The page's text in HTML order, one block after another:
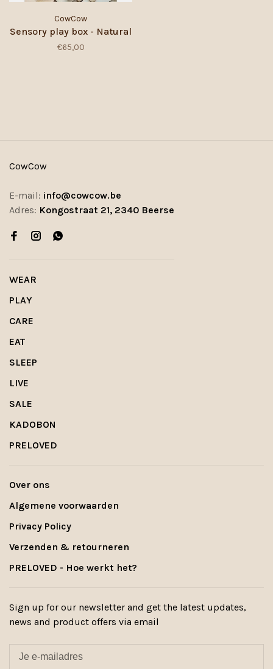
CowCow
Sensory play box - Natural
€65,00
CowCow
E-mail: info@cowcow.be
Adres: Kongostraat 21, 2340 Beerse
WEAR
PLAY
CARE
EAT
SLEEP
LIVE
SALE
KADOBON
PRELOVED
Over ons
Algemene voorwaarden
Privacy Policy
Verzenden & retourneren
PRELOVED - Hoe werkt het?
Sign up for our newsletter and get the latest updates,
news and product offers via email